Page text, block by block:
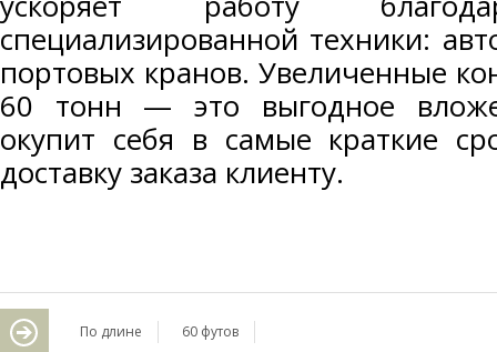
специализированной техники:
портовых кранов. Увеличенные
60 тонн — это выгодное
окупит себя в самые краткие
доставку заказа клиенту.
По длине 60 футов